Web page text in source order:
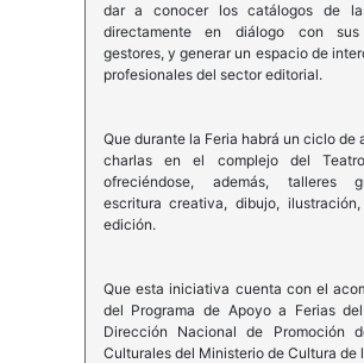
dar a conocer los catálogos de
directamente en diálogo con
gestores, y generar un espacio de
profesionales del sector editorial.
Que durante la Feria habrá un ciclo de
charlas en el complejo del
ofreciéndose, además, talleres
escritura creativa, dibujo,
edición.
Que esta iniciativa cuenta con el
del Programa de Apoyo a Ferias
Dirección Nacional de Promoción
Culturales del Ministerio de Cultura de